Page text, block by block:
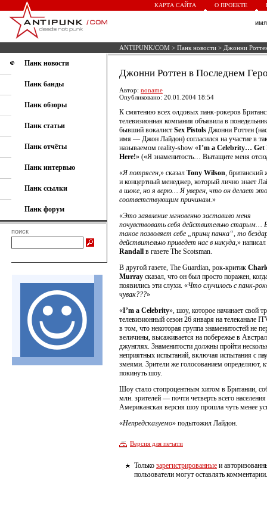
КАРТА САЙТА О ПРОЕКТЕ
ANTIPUNK/COM > Панк новости > Джонни
Панк новости
Панк банды
Панк обзоры
Панк статьи
Панк отчёты
Панк интервью
Панк ссылки
Панк форум
поиск
Джонни Роттен в Последнем
Автор: noname
Опубликовано: 20.01.2004 18:54
К смятению всех олдовых панк-рокеров
телевизионная компания объявила в
бывший вокалист Sex Pistols Джонни Роттен
имя — Джон Лайдон) согласился на участие в
называемом reality-show «I’m a Celebrity… Get
Here!» («Я знаменитость… Вытащите меня
«Я потрясен,» сказал Tony Wilson, британский
и концертный менеджер, который лично знает
в шоке, но я верю… Я уверен, что он делает
соответствующим причинам.»
«Это заявление мгновенно заставило меня
почувствовать себя действительно старым…
такое позволяет себе „принц панка“, то
действительно приведет нас в никуда,» написал
Randall в газете The Scotsman.
В другой газете, The Guardian, рок-критик
Murray сказал, что он был просто поражен,
появились эти слухи. «Что случилось с панк-
чувак???»
«I’m a Celebrity», шоу, которое начинает свой
телевизионный сезон 26 января на телеканале
в том, что некоторая группа знаменитостей не
величины, высаживается на побережье в
джунглях. Знаменитости должны пройти
неприятных испытаний, включая испытания с
змеями. Зрители же голосованием определяют,
покинуть шоу.
Шоу стало стопроцентным хитом в Британии,
млн. зрителей — почти четверть всего
Американская версия шоу прошла чуть менее
«Непредсказуемо» подытожил Лайдон.
Версия для печати
Только зарегистрированные и
пользователи могут оставлять комментарии.